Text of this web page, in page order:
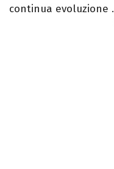
continua evoluzione .